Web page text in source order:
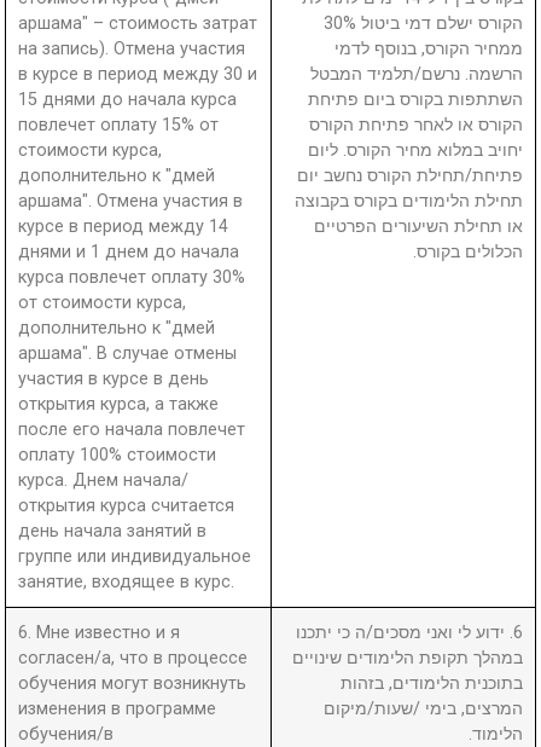
аршама" – стоимость затрат
на запись). Отмена участия
в курсе в период между 30 и
15 днями до начала курса
повлечет оплату 15% от
стоимости курса,
дополнительно к "дмей
аршама". Отмена участия в
курсе в период между 14
днями и 1 днем до начала
курса повлечет оплату 30%
от стоимости курса,
дополнительно к "дмей
аршама". В случае отмены
участия в курсе в день
открытия курса, а также
после его начала повлечет
оплату 100% стоимости
курса. Днем начала/
открытия курса считается
день начала занятий в
группе или индивидуальное
занятие, входящее в курс.
הקורס ישלם דמי ביטול 30%
ממחיר הקורס, בנוסף לדמי
הרשמה. נרשם/תלמיד המבטל
השתתפות בקורס ביום פתיחת
הקורס או לאחר פתיחת הקורס
יחויב במלוא מחיר הקורס. ליום
פתיחת/תחילת הקורס נחשב יום
תחילת הלימודים בקורס בקבוצה
או תחילת השיעורים הפרטיים
הכלולים בקורס.
6. Мне известно и я
согласен/а, что в процессе
обучения могут возникнуть
изменения в программе
обучения/в
6. ידוע לי ואני מסכים/ה כי יתכנו
במהלך תקופת הלימודים שינויים
בתוכנית הלימודים, בזהות
המרצים, בימי /שעות/מיקום
הלימוד.